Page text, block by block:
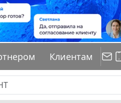
Клиентам